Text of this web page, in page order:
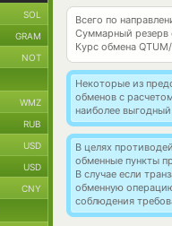
Всего по
Суммарный резерв
Курс обмена
Некоторые из
обменов с
наиболее
В целях
обменные пункты
В случае если
обменную
соблюдения
SOL
GRAM
NOT
WMZ
RUB
USD
USD
CNY